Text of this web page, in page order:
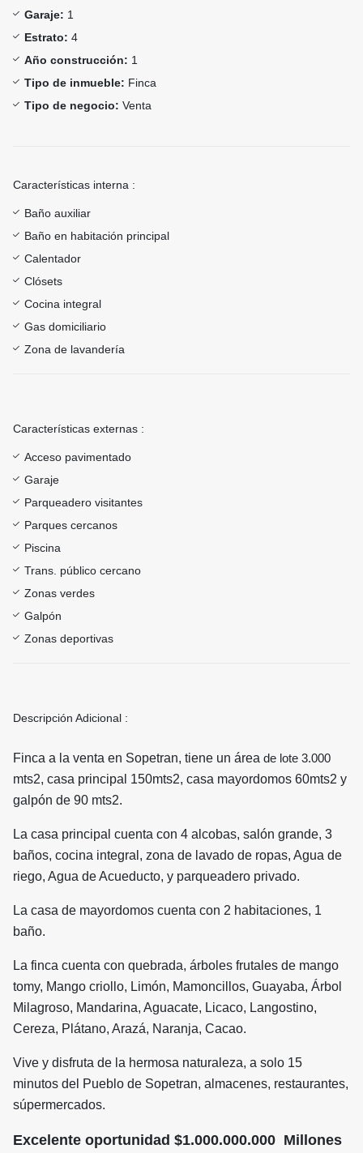
Garaje: 1
Estrato: 4
Año construcción: 1
Tipo de inmueble: Finca
Tipo de negocio: Venta
Características interna :
Baño auxiliar
Baño en habitación principal
Calentador
Clósets
Cocina integral
Gas domiciliario
Zona de lavandería
Características externas :
Acceso pavimentado
Garaje
Parqueadero visitantes
Parques cercanos
Piscina
Trans. público cercano
Zonas verdes
Galpón
Zonas deportivas
Descripción Adicional :
Finca a la venta en Sopetran, tiene un área de lote 3.000
mts2, casa principal 150mts2, casa mayordomos 60mts2 y
galpón de 90 mts2.
La casa principal cuenta con 4 alcobas, salón grande, 3
baños, cocina integral, zona de lavado de ropas, Agua de
riego, Agua de Acueducto, y parqueadero privado.
La casa de mayordomos cuenta con 2 habitaciones, 1
baño.
La finca cuenta con quebrada, árboles frutales de mango
tomy, Mango criollo, Limón, Mamoncillos, Guayaba, Árbol
Milagroso, Mandarina, Aguacate, Licaco, Langostino,
Cereza, Plátano, Arazá, Naranja, Cacao.
Vive y disfruta de la hermosa naturaleza, a solo 15
minutos del Pueblo de Sopetran, almacenes, restaurantes,
súpermercados.
Excelente oportunidad $1.000.000.000 Millones